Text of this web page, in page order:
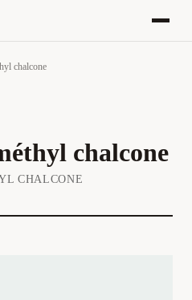
chalcone
chalcone
CHALCONE